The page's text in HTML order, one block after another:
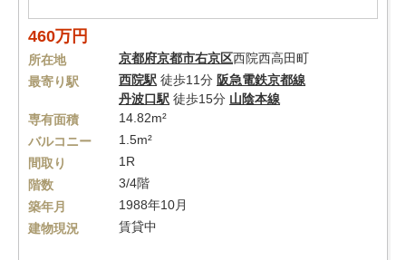
460万円
所在地 京都府京都市右京区西院西高田町
最寄り駅
西院駅 徒歩11分 阪急電鉄京都線
丹波口駅 徒歩15分 山陰本線
専有面積
14.82m²
バルコニー
1.5m²
間取り
1R
階数
3/4階
築年月
1988年10月
建物現況
賃貸中